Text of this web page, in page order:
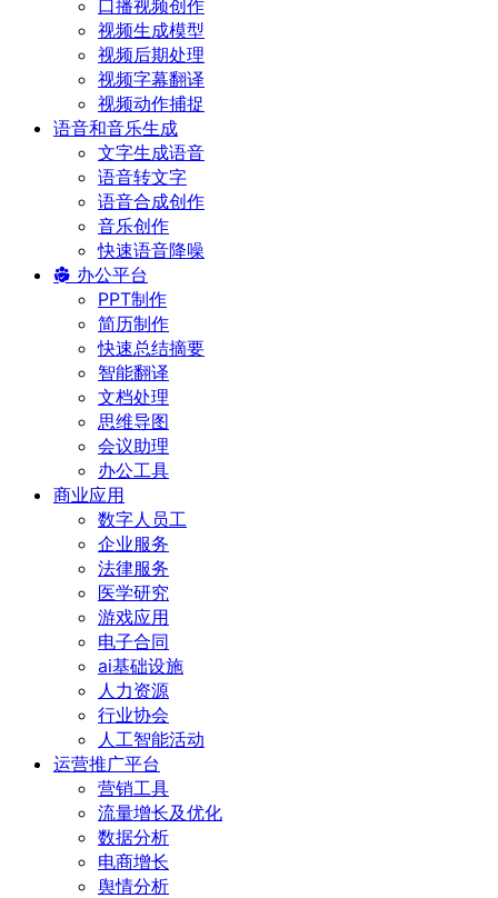
口播视频创作
视频生成模型
视频后期处理
视频字幕翻译
视频动作捕捉
语音和音乐生成
文字生成语音
语音转文字
语音合成创作
音乐创作
快速语音降噪
办公平台
PPT制作
简历制作
快速总结摘要
智能翻译
文档处理
思维导图
会议助理
办公工具
商业应用
数字人员工
企业服务
法律服务
医学研究
游戏应用
电子合同
ai基础设施
人力资源
行业协会
人工智能活动
运营推广平台
营销工具
流量增长及优化
数据分析
电商增长
舆情分析